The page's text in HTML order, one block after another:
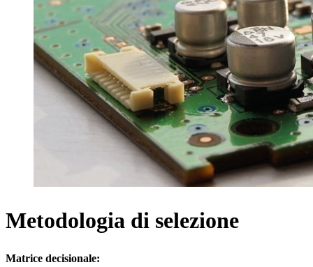
Metodologia di selezione
Matrice decisionale: